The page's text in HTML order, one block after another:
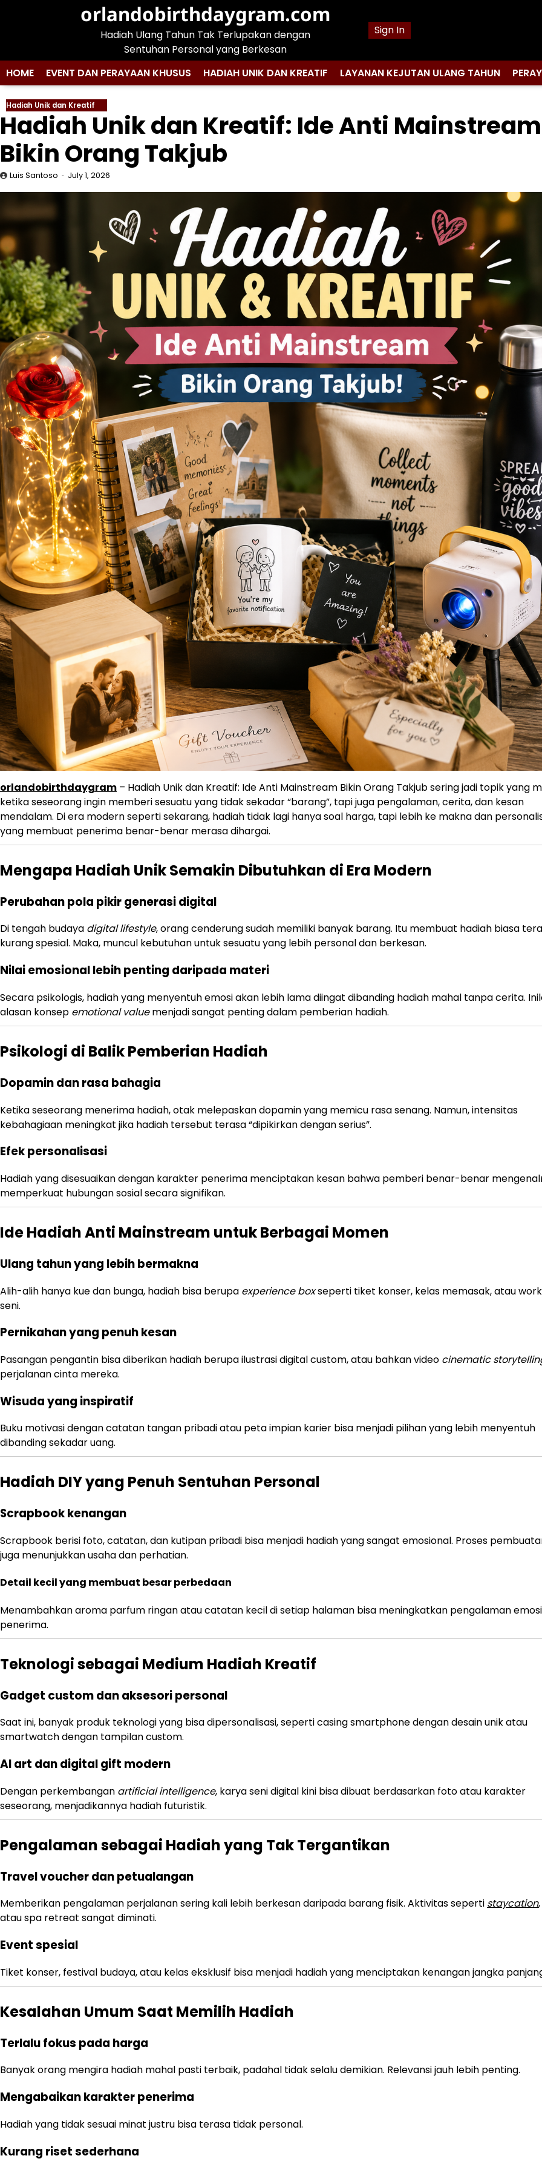
orlandobirthdaygram.com
Hadiah Ulang Tahun Tak Terlupakan dengan
Sentuhan Personal yang Berkesan
Sign In
HOME EVENT DAN PERAYAAN KHUSUS HADIAH UNIK DAN KREATIF LAYANAN KEJUTAN ULANG TAHUN
Hadiah Unik dan Kreatif
Hadiah Unik dan Kreatif: Ide Anti Mainstream
Bikin Orang Takjub
Luis Santoso July 1, 2026
orlandobirthdaygram – Hadiah Unik dan Kreatif: Ide Anti Mainstream Bikin Orang Takjub sering jadi topik yang
ketika seseorang ingin memberi sesuatu yang tidak sekadar “barang”, tapi juga pengalaman, cerita, dan kesan
mendalam. Di era modern seperti sekarang, hadiah tidak lagi hanya soal harga, tapi lebih ke makna dan
yang membuat penerima benar-benar merasa dihargai.
Mengapa Hadiah Unik Semakin Dibutuhkan di Era Modern
Perubahan pola pikir generasi digital
Di tengah budaya digital lifestyle, orang cenderung sudah memiliki banyak barang. Itu membuat hadiah biasa
kurang spesial. Maka, muncul kebutuhan untuk sesuatu yang lebih personal dan berkesan.
Nilai emosional lebih penting daripada materi
Secara psikologis, hadiah yang menyentuh emosi akan lebih lama diingat dibanding hadiah mahal tanpa cerita.
alasan konsep emotional valuemenjadi sangat penting dalam pemberian hadiah.
Psikologi di Balik Pemberian Hadiah
Dopamin dan rasa bahagia
Ketika seseorang menerima hadiah, otak melepaskan dopamin yang memicu rasa senang. Namun, intensitas
kebahagiaan meningkat jika hadiah tersebut terasa “dipikirkan dengan serius”.
Efek personalisasi
Hadiah yang disesuaikan dengan karakter penerima menciptakan kesan bahwa pemberi benar-benar
memperkuat hubungan sosial secara signifikan.
Ide Hadiah Anti Mainstream untuk Berbagai Momen
Ulang tahun yang lebih bermakna
Alih-alih hanya kue dan bunga, hadiah bisa berupa experience boxseperti tiket konser, kelas memasak, atau
seni.
Pernikahan yang penuh kesan
Pasangan pengantin bisa diberikan hadiah berupa ilustrasi digital custom, atau bahkan video cinematic
perjalanan cinta mereka.
Wisuda yang inspiratif
Buku motivasi dengan catatan tangan pribadi atau peta impian karier bisa menjadi pilihan yang lebih menyentuh
dibanding sekadar uang.
Hadiah DIY yang Penuh Sentuhan Personal
Scrapbook kenangan
Scrapbook berisi foto, catatan, dan kutipan pribadi bisa menjadi hadiah yang sangat emosional. Proses
juga menunjukkan usaha dan perhatian.
Detail kecil yang membuat besar perbedaan
Menambahkan aroma parfum ringan atau catatan kecil di setiap halaman bisa meningkatkan pengalaman
penerima.
Teknologi sebagai Medium Hadiah Kreatif
Gadget custom dan aksesori personal
Saat ini, banyak produk teknologi yang bisa dipersonalisasi, seperti casing smartphone dengan desain unik atau
smartwatch dengan tampilan custom.
AI art dan digital gift modern
Dengan perkembangan artificial intelligence, karya seni digital kini bisa dibuat berdasarkan foto atau karakter
seseorang, menjadikannya hadiah futuristik.
Pengalaman sebagai Hadiah yang Tak Tergantikan
Travel voucher dan petualangan
Memberikan pengalaman perjalanan sering kali lebih berkesan daripada barang fisik. Aktivitas seperti staycation
atau spa retreat sangat diminati.
Event spesial
Tiket konser, festival budaya, atau kelas eksklusif bisa menjadi hadiah yang menciptakan kenangan jangka
Kesalahan Umum Saat Memilih Hadiah
Terlalu fokus pada harga
Banyak orang mengira hadiah mahal pasti terbaik, padahal tidak selalu demikian. Relevansi jauh lebih penting.
Mengabaikan karakter penerima
Hadiah yang tidak sesuai minat justru bisa terasa tidak personal.
Kurang riset sederhana